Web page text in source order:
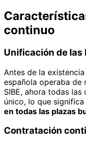
continuo
Unificación de las
Antes de la
española operaba de
SIBE, ahora todas
único, lo que significa
en todas las plazas
Contratación